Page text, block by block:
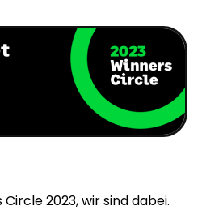
2023, wir sind dabei.